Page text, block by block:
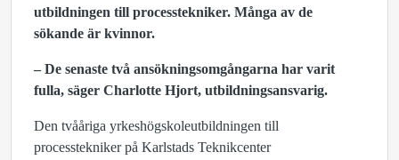
utbildningen till processtekniker. Många av de
sökande är kvinnor.
– De senaste två ansökningsomgångarna har varit
fulla, säger Charlotte Hjort, utbildningsansvarig.
Den tvååriga yrkeshögskoleutbildningen till
processtekniker på Karlstads Teknikcenter